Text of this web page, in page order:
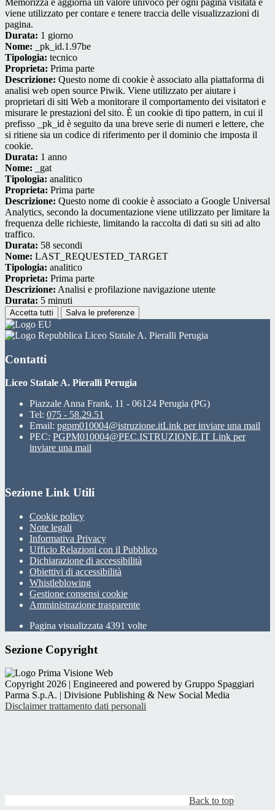
Memorizza e aggiorna un valore univoco per ogni pagina visitata e
viene utilizzato per contare e tenere traccia delle visualizzazioni di
pagina.
Durata: 1 giorno
Nome: _pk_id.1.97be
Tipologia: tecnico
Proprieta: Prima parte
Descrizione: Questo nome di cookie è associato alla piattaforma di
analisi web open source Piwik. Viene utilizzato per aiutare i
proprietari di siti Web a monitorare il comportamento dei visitatori e
misurare le prestazioni del sito. È un cookie di tipo pattern, in cui il
prefisso _pk_id è seguito da una breve serie di numeri e lettere, che
si ritiene sia un codice di riferimento per il dominio che imposta il
cookie.
Durata: 1 anno
Nome: _gat
Tipologia: analitico
Proprieta: Prima parte
Descrizione: Questo nome di cookie è associato a Google Universal
Analytics, secondo la documentazione viene utilizzato per limitare la
frequenza delle richieste, limitando la raccolta di dati su siti ad alto
traffico.
Durata: 58 secondi
Nome: LAST_REQUESTED_TARGET
Tipologia: analitico
Proprieta: Prima parte
Descrizione: Analisi e profilazione navigazione utente
Durata: 5 minuti
Accetta tutti Salva le preferenze
Liceo Statale A. Pieralli Perugia
Contatti
Liceo Statale A. Pieralli Perugia
Piazzale Anna Frank, 11 - 06124 Perugia (PG)
Tel: 075 - 58.29.51
Email: pgpm010004@istruzione.itLink per inviare una mail
PEC: PGPM010004@PEC.ISTRUZIONE.IT Link per
inviare una mail
Sezione Link Utili
Cookie policy
Note legali
Informativa Privacy
Ufficio Relazioni con il Pubblico
Dichiarazione di accessibilità
Obiettivi di accessibilità
Whistleblowing
Gestione consensi cookie
Amministrazione trasparente
Pagina visualizzata 4391 volte
Sezione Copyright
Copyright 2026 | Engineered and powered by Gruppo Spaggiari
Parma S.p.A. | Divisione Publishing & New Social Media
Disclaimer trattamento dati personali
Back to top